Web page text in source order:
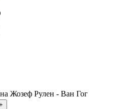
Жозеф Рулен - Ван Гог